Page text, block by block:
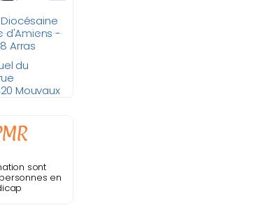
Diocésaine
d'Amiens -
Arras
du
Mouvaux
sont
en